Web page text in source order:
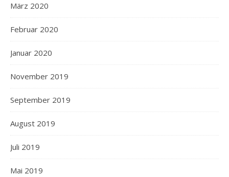
März 2020
Februar 2020
Januar 2020
November 2019
September 2019
August 2019
Juli 2019
Mai 2019